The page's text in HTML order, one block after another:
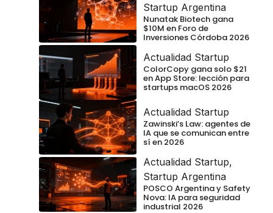
Startup Argentina
Nunatak Biotech gana
$10M en Foro de
Inversiones Córdoba 2026
Actualidad Startup
ColorCopy gana solo $21
en App Store: lección para
startups macOS 2026
Actualidad Startup
Zawinski’s Law: agentes de
IA que se comunican entre
sí en 2026
Actualidad Startup,
Startup Argentina
POSCO Argentina y Safety
Nova: IA para seguridad
industrial 2026